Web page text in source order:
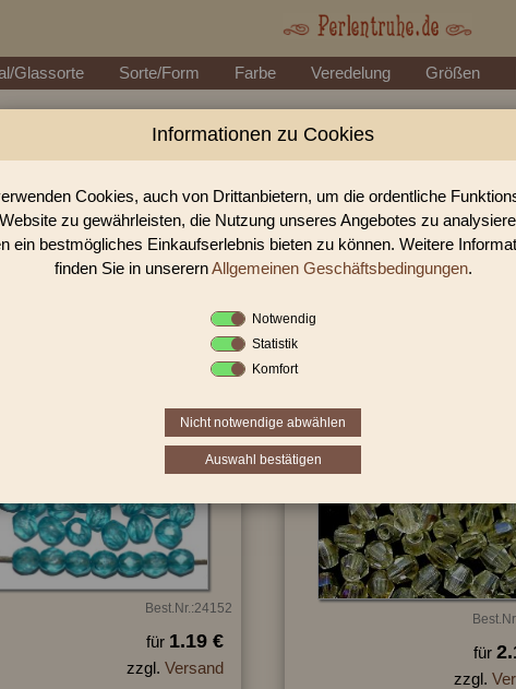
Glassorte Sorte/Form Farbe Veredelung Größen
Perlen Shop für facettierte Glasperlen
In unserem Perlen Shop finden sie zahlreich facettierte Glasperlen
Sie befinden sich in folgender
facettierte Glasperlen
facettiert mit
Best.Nr.:24152
für 1.19 €
zzgl. Versand
für
zzgl.
Informationen zu Cookies
Cookies, auch von Drittanbietern, um die ordentliche
zu gewährleisten, die Nutzung unseres Angebotes zu
ein bestmögliches Einkaufserlebnis bieten zu können. Weitere
finden Sie in unserernAllgemeinen Geschäftsbedingungen.
Notwendig
Statistik
Komfort
Nicht notwendige abwählen
Auswahl bestätigen